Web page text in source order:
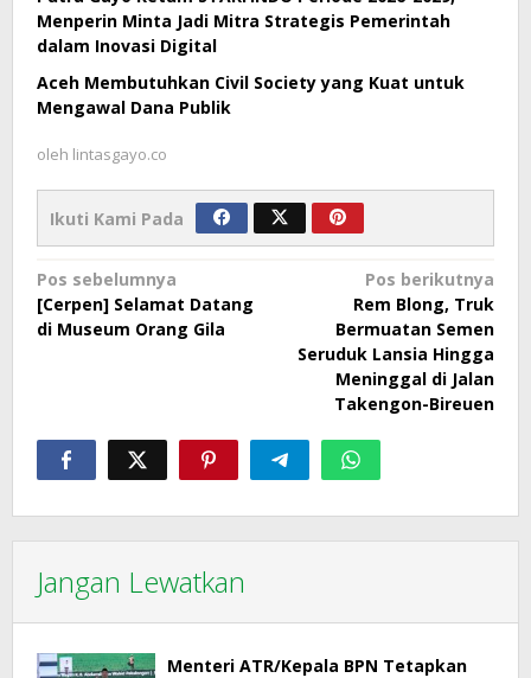
Menperin Minta Jadi Mitra Strategis Pemerintah
dalam Inovasi Digital
Aceh Membutuhkan Civil Society yang Kuat untuk
Mengawal Dana Publik
oleh lintasgayo.co
Ikuti Kami Pada
Navigasi
pos
Pos sebelumnya
[Cerpen] Selamat Datang
di Museum Orang Gila
Pos berikutnya
Rem Blong, Truk
Bermuatan Semen
Seruduk Lansia Hingga
Meninggal di Jalan
Takengon-Bireuen
Jangan Lewatkan
Menteri ATR/Kepala BPN Tetapkan